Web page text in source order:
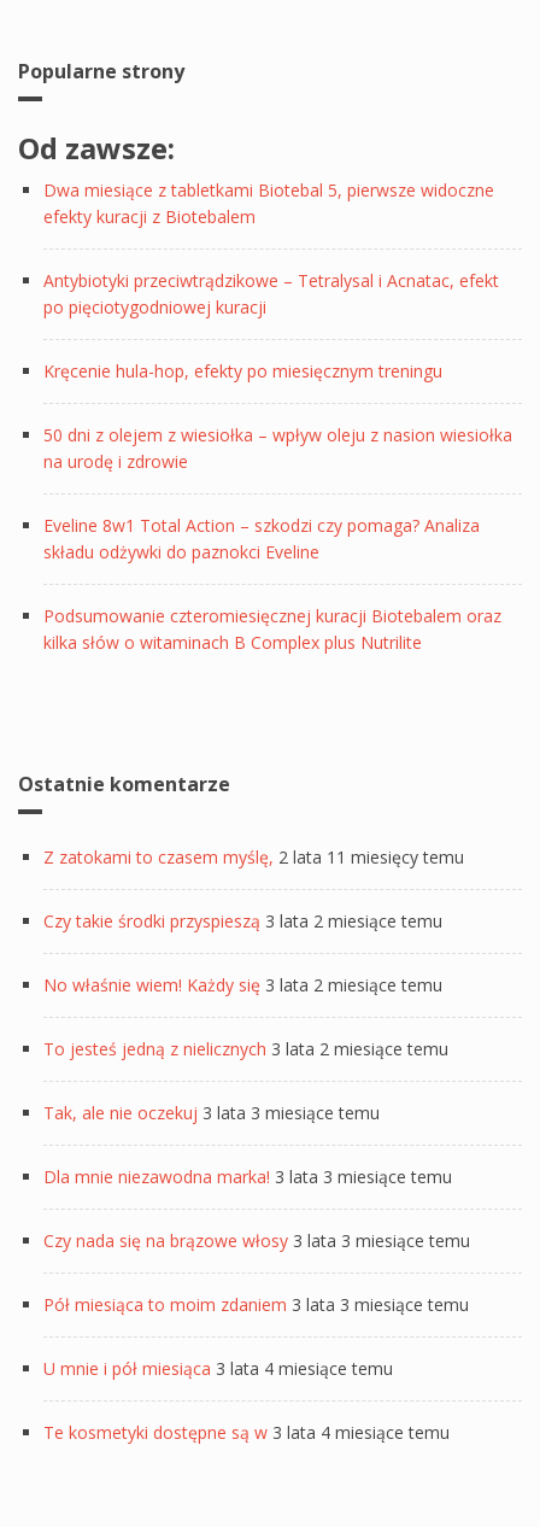
Popularne strony
Od zawsze:
Dwa miesiące z tabletkami Biotebal 5, pierwsze widoczne
efekty kuracji z Biotebalem
Antybiotyki przeciwtrądzikowe – Tetralysal i Acnatac, efekt
po pięciotygodniowej kuracji
Kręcenie hula-hop, efekty po miesięcznym treningu
50 dni z olejem z wiesiołka – wpływ oleju z nasion wiesiołka
na urodę i zdrowie
Eveline 8w1 Total Action – szkodzi czy pomaga? Analiza
składu odżywki do paznokci Eveline
Podsumowanie czteromiesięcznej kuracji Biotebalem oraz
kilka słów o witaminach B Complex plus Nutrilite
Ostatnie komentarze
Z zatokami to czasem myślę, 2 lata 11 miesięcy temu
Czy takie środki przyspieszą 3 lata 2 miesiące temu
No właśnie wiem! Każdy się 3 lata 2 miesiące temu
To jesteś jedną z nielicznych 3 lata 2 miesiące temu
Tak, ale nie oczekuj 3 lata 3 miesiące temu
Dla mnie niezawodna marka! 3 lata 3 miesiące temu
Czy nada się na brązowe włosy 3 lata 3 miesiące temu
Pół miesiąca to moim zdaniem 3 lata 3 miesiące temu
U mnie i pół miesiąca 3 lata 4 miesiące temu
Te kosmetyki dostępne są w 3 lata 4 miesiące temu